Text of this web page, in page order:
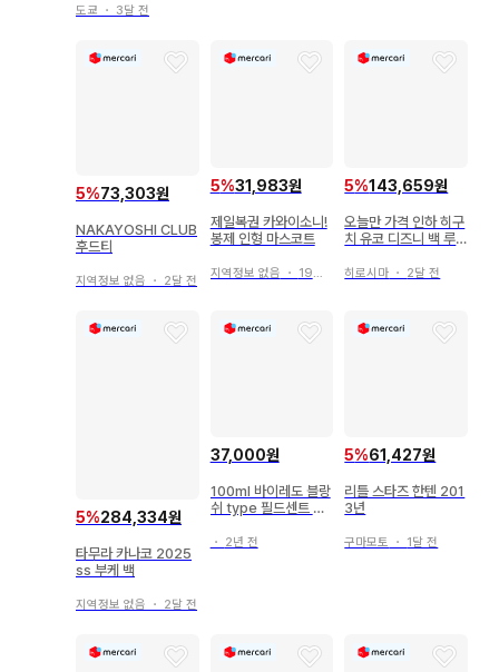
도쿄 ・ 3달 전
5%73,303원
NAKAYOSHI CLUB
후드티
지역정보 없음 ・ 2달 전
5%31,983원
제일복권 카와이소니!
봉제 인형 마스코트
지역정보 없음 ・ 19일 전
5%143,659원
오늘만 가격 인하 히구
치 유코 디즈니 백 루
히로시마 ・ 2달 전
5%284,334원
타무라 카나코 2025
ss 부케 백
지역정보 없음 ・ 2달 전
37,000원
100ml 바이레도 블랑
쉬 type 필드센트 재
・ 2년 전
5%61,427원
리틀 스타즈 한텐 201
3년
구마모토 ・ 1달 전